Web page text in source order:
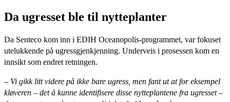
Da ugresset ble til nytteplanter
Da Senteco kom inn i EDIH Oceanopolis-programmet, var fokuset
utelukkende på ugressgjenkjenning. Underveis i prosessen kom en
innsikt som endret retningen.
– Vi gikk litt videre på ikke bare ugress, men fant ut at for eksempel
kløveren – det å kunne identifisere disse nytteplantene fra ugresset –